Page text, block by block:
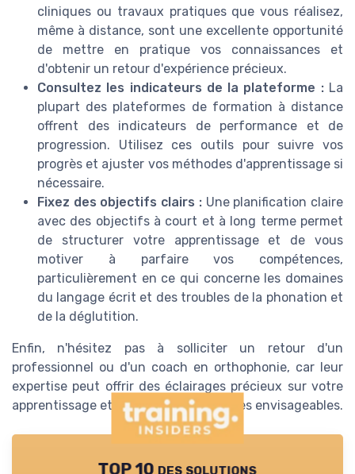
cliniques ou travaux pratiques que vous réalisez,
même à distance, sont une excellente opportunité
de mettre en pratique vos connaissances et
d'obtenir un retour d'expérience précieux.
Consultez les indicateurs de la plateforme :La
plupart des plateformes de formation à distance
offrent des indicateurs de performance et de
progression. Utilisez ces outils pour suivre vos
progrès et ajuster vos méthodes d'apprentissage si
nécessaire.
Fixez des objectifs clairs :Une planification claire
avec des objectifs à court et à long terme permet
de structurer votre apprentissage et de vous
motiver à parfaire vos compétences,
particulièrement en ce qui concerne les domaines
du langage écrit et des troubles de la phonation et
de la déglutition.
Enfin, n'hésitez pas à solliciter un retour d'un
professionnel ou d'un coach en orthophonie, car leur
expertise peut offrir des éclairages précieux sur votre
apprentissage et sur les axes de progrès envisageables.
TOP 10 des solutions